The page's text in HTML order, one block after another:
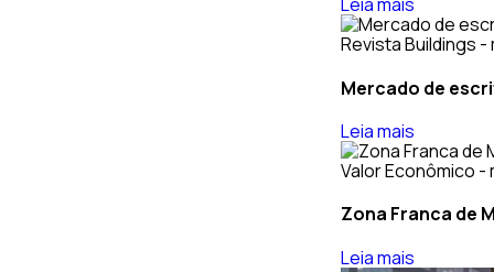
Leia mais
Revista Buildings -
Mercado de
Leia mais
Valor Econômico -
Zona Franca de
Leia mais